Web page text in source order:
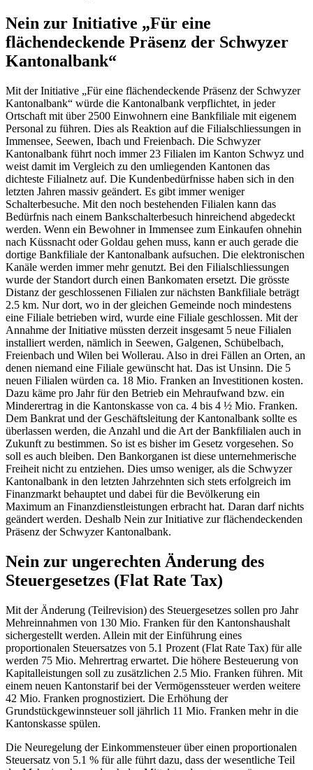
Nein zur Initiative „Für eine
flächendeckende Präsenz der Schwyzer
Kantonalbank“
Mit der Initiative „Für eine flächendeckende Präsenz der Schwyzer
Kantonalbank“ würde die Kantonalbank verpflichtet, in jeder
Ortschaft mit über 2500 Einwohnern eine Bankfiliale mit eigenem
Personal zu führen. Dies als Reaktion auf die Filialschliessungen in
Immensee, Seewen, Ibach und Freienbach. Die Schwyzer
Kantonalbank führt noch immer 23 Filialen im Kanton Schwyz und
weist damit im Vergleich zu den umliegenden Kantonen das
dichteste Filialnetz auf. Die Kundenbedürfnisse haben sich in den
letzten Jahren massiv geändert. Es gibt immer weniger
Schalterbesuche. Mit den noch bestehenden Filialen kann das
Bedürfnis nach einem Bankschalterbesuch hinreichend abgedeckt
werden. Wenn ein Bewohner in Immensee zum Einkaufen ohnehin
nach Küssnacht oder Goldau gehen muss, kann er auch gerade die
dortige Bankfiliale der Kantonalbank aufsuchen. Die elektronischen
Kanäle werden immer mehr genutzt. Bei den Filialschliessungen
wurde der Standort durch einen Bankomaten ersetzt. Die grösste
Distanz der geschlossenen Filialen zur nächsten Bankfiliale beträgt
2.5 km. Nur dort, wo in der gleichen Gemeinde noch mindestens
eine Filiale betrieben wird, wurde eine Filiale geschlossen. Mit der
Annahme der Initiative müssten derzeit insgesamt 5 neue Filialen
installiert werden, nämlich in Seewen, Galgenen, Schübelbach,
Freienbach und Wilen bei Wollerau. Also in drei Fällen an Orten, an
denen niemand eine Filiale gewünscht hat. Das ist Unsinn. Die 5
neuen Filialen würden ca. 18 Mio. Franken an Investitionen kosten.
Dazu käme pro Jahr für den Betrieb ein Mehraufwand bzw. ein
Minderertrag in die Kantonskasse von ca. 4 bis 4 ½ Mio. Franken.
Dem Bankrat und der Geschäftsleitung der Kantonalbank sollte es
überlassen werden, die Anzahl und die Art der Bankfilialen auch in
Zukunft zu bestimmen. So ist es bisher im Gesetz vorgesehen. So
soll es auch bleiben. Den Bankorganen ist diese unternehmerische
Freiheit nicht zu entziehen. Dies umso weniger, als die Schwyzer
Kantonalbank in den letzten Jahrzehnten sich stets erfolgreich im
Finanzmarkt behauptet und dabei für die Bevölkerung ein
Maximum an Finanzdienstleistungen erbracht hat. Daran darf nichts
geändert werden. Deshalb Nein zur Initiative zur flächendeckenden
Präsenz der Schwyzer Kantonalbank.
Nein zur ungerechten Änderung des
Steuergesetzes (Flat Rate Tax)
Mit der Änderung (Teilrevision) des Steuergesetzes sollen pro Jahr
Mehreinnahmen von 130 Mio. Franken für den Kantonshaushalt
sichergestellt werden. Allein mit der Einführung eines
proportionalen Steuersatzes von 5.1 Prozent (Flat Rate Tax) für alle
werden 75 Mio. Mehrertrag erwartet. Die höhere Besteuerung von
Kapitalleistungen soll zu zusätzlichen 2.5 Mio. Franken führen. Mit
einem neuen Kantonstarif bei der Vermögenssteuer werden weitere
42 Mio. Franken prognostiziert. Die Erhöhung der
Grundstückgewinnsteuer soll jährlich 11 Mio. Franken mehr in die
Kantonskasse spülen.
Die Neuregelung der Einkommensteuer über einen proportionalen
Steuersatz von 5.1 % für alle führt dazu, dass der wesentliche Teil